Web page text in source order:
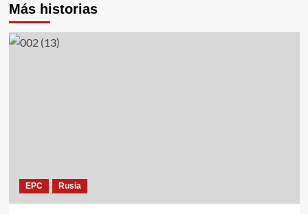
Más historias
EPC Rusia